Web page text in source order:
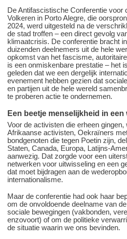
De Antifascistische Conferentie voor
Volkeren in Porto Alegre, die
2024, werd uitgesteld na de
de stad troffen – een direct gevolg
klimaatcrisis. De conferentie bracht
duizenden deelnemers uit de hele
opkomst van het fascisme,
is een onmiskenbare prestatie – het
geleden dat we een dergelijk
evenement hebben gezien dat
en partijen uit de hele wereld
te proberen actie te ondernemen.
Een beetje menselijkheid in
Voor de activisten die erheen
Afrikaanse activisten, Oekraïners
bondgenoten die tegen Poetin zijn,
Staten, Canada, Europa, Latijns-
aanwezig. Dat zorgde voor een
netwerken voor uitwisseling en een
dat moet bijdragen aan de
internationalisme.
Maar de conferentie had ook haar
om de onvoldoende deelname van
sociale bewegingen (vakbonden,
enzovoort) of om de politieke
de situatie waarin we ons bevinden.